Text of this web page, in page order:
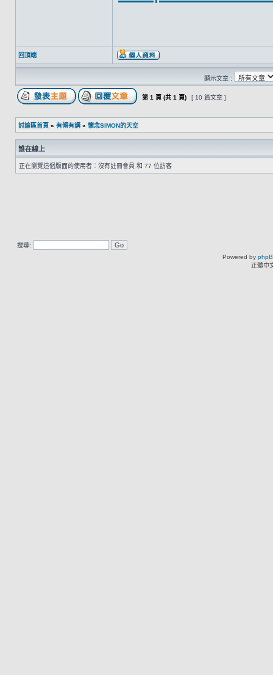
回頂端
顯示文章 :
第 1 頁 (共 1 頁) [ 10 篇文章 ]
討論區首頁 » 有傾有講 » 懷念SIMON的天空
誰在線上
正在瀏覽這個版面的使用者：沒有註冊會員 和 77 位訪客
搜尋:
Powered by
正體中